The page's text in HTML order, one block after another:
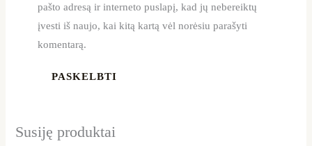
pašto adresą ir interneto puslapį, kad jų nebereiktų
įvesti iš naujo, kai kitą kartą vėl norėsiu parašyti
komentarą.
Susiję produktai